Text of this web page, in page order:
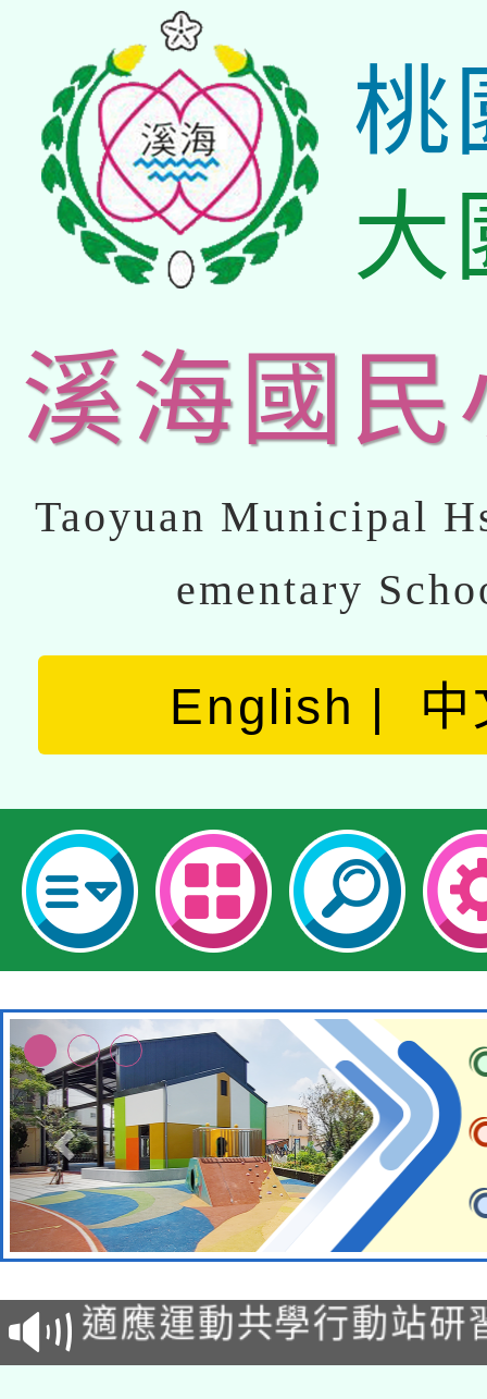
桃
大
溪海國民
Taoyuan Municipal
ementary
English 中
本校115學年度第2次
招甄選結果公告(無人
招)
適應運動共學行動站研
本館辦理115年度閱讀